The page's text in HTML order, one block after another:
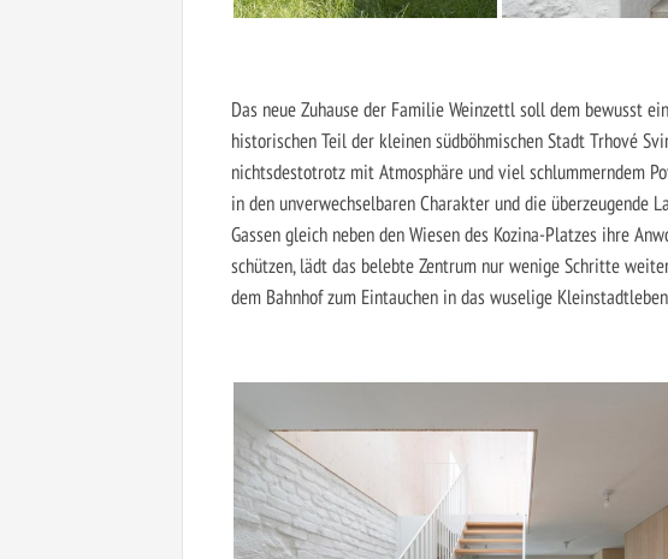
Das neue Zuhause der Familie Weinzettl soll dem bewusst
historischen Teil der kleinen südböhmischen Stadt Trhové
nichtsdestotrotz mit Atmosphäre und viel schlummerndem
in den unverwechselbaren Charakter und die überzeugende
Gassen gleich neben den Wiesen des Kozina-Platzes ihre
schützen, lädt das belebte Zentrum nur wenige Schritte
dem Bahnhof zum Eintauchen in das wuselige